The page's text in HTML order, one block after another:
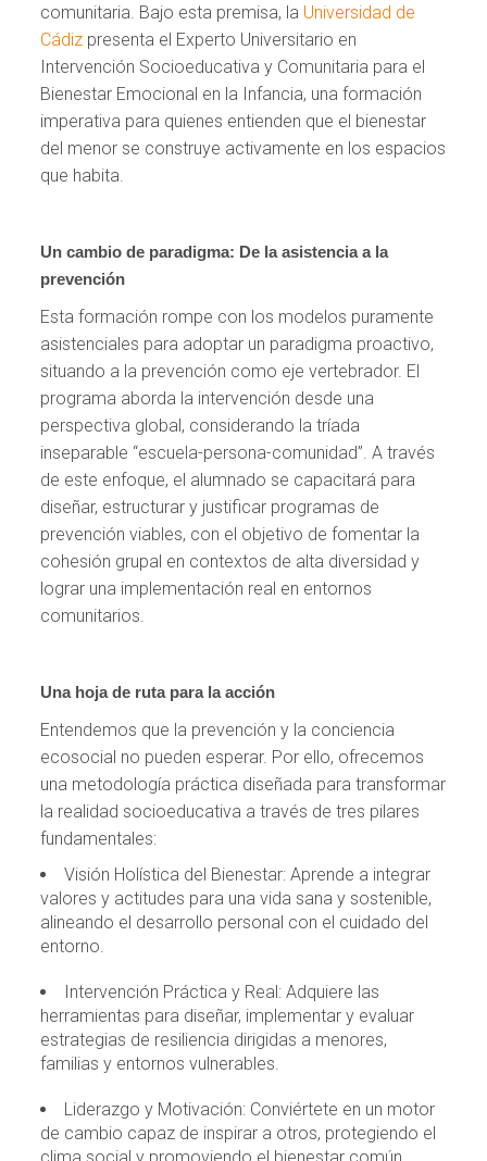
comunitaria. Bajo esta premisa, la Universidad de
Cádiz presenta el Experto Universitario en
Intervención Socioeducativa y Comunitaria para el
Bienestar Emocional en la Infancia, una formación
imperativa para quienes entienden que el bienestar
del menor se construye activamente en los espacios
que habita.
Un cambio de paradigma: De la asistencia a la
prevención
Esta formación rompe con los modelos puramente
asistenciales para adoptar un paradigma proactivo,
situando a la prevención como eje vertebrador. El
programa aborda la intervención desde una
perspectiva global, considerando la tríada
inseparable “escuela-persona-comunidad”. A través
de este enfoque, el alumnado se capacitará para
diseñar, estructurar y justificar programas de
prevención viables, con el objetivo de fomentar la
cohesión grupal en contextos de alta diversidad y
lograr una implementación real en entornos
comunitarios.
Una hoja de ruta para la acción
Entendemos que la prevención y la conciencia
ecosocial no pueden esperar. Por ello, ofrecemos
una metodología práctica diseñada para transformar
la realidad socioeducativa a través de tres pilares
fundamentales:
Visión Holística del Bienestar: Aprende a integrar
valores y actitudes para una vida sana y sostenible,
alineando el desarrollo personal con el cuidado del
entorno.
Intervención Práctica y Real: Adquiere las
herramientas para diseñar, implementar y evaluar
estrategias de resiliencia dirigidas a menores,
familias y entornos vulnerables.
Liderazgo y Motivación: Conviértete en un motor
de cambio capaz de inspirar a otros, protegiendo el